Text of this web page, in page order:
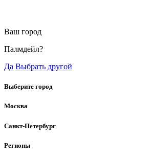
Ваш город
Палмдейл?
Да Выбрать другой
Выберите город
Москва
Санкт-Петербург
Регионы